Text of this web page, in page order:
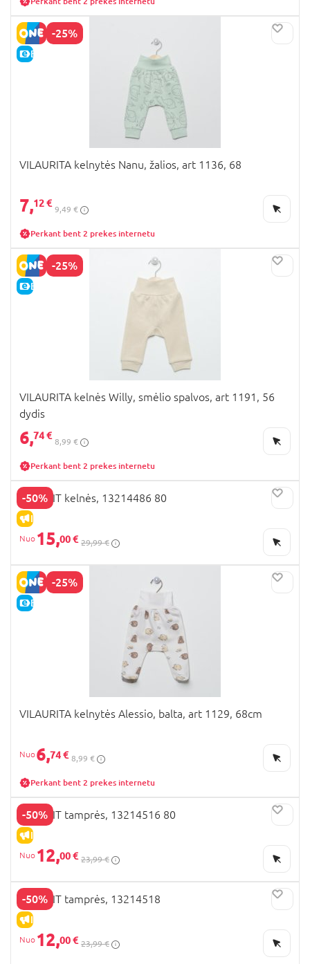
-25%
E-KAINA
VILAURITA kelnytės Nanu, žalios, art 1136, 68
7,12 €
9,49 €
Perkant bent 2 prekes internetu
-25%
E-KAINA
VILAURITA kelnės Willy, smėlio spalvos, art 1191, 56
dydis
6,74 €
8,99 €
Perkant bent 2 prekes internetu
-50%
IŠPARDAVIMAS
NAME IT kelnės, 13214486 80
15,00 € 29,99 €
-25%
E-KAINA
VILAURITA kelnytės Alessio, balta, art 1129, 68cm
6,74 € 8,99 €
Perkant bent 2 prekes internetu
-50%
IŠPARDAVIMAS
NAME IT tamprės, 13214516 80
12,00 € 23,99 €
-50%
IŠPARDAVIMAS
NAME IT tamprės, 13214518
12,00 € 23,99 €